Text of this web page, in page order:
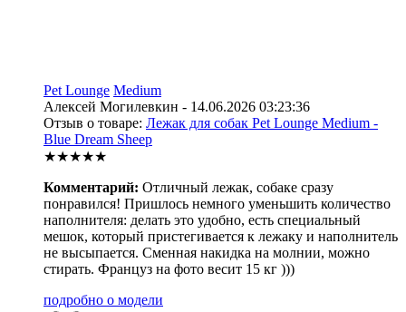
Pet Lounge Medium
Алексей Могилевкин - 14.06.2026 03:23:36
Отзыв о товаре: Лежак для собак Pet Lounge Medium -
Blue Dream Sheep
★★★★★
Комментарий: Отличный лежак, собаке сразу
понравился! Пришлось немного уменьшить количество
наполнителя: делать это удобно, есть специальный
мешок, который пристегивается к лежаку и наполнитель
не высыпается. Сменная накидка на молнии, можно
стирать. Француз на фото весит 15 кг )))
подробно о модели